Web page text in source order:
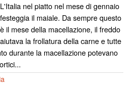
L'Italia nel piatto nel mese di gennaio
festeggia il maiale. Da sempre questo
è il mese della macellazione, il freddo
aiutava la frollatura della carne e tutte
durante la macellazione potevano